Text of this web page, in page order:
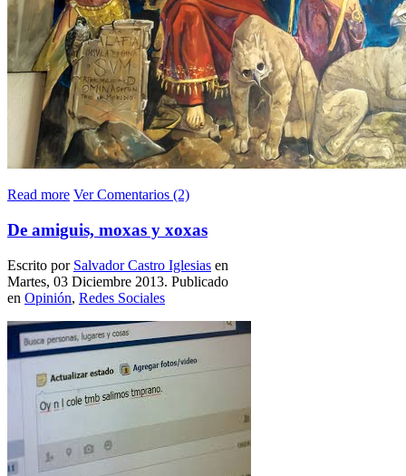
Read more Ver Comentarios (2)
De amiguis, moxas y xoxas
Escrito por Salvador Castro Iglesias en
Martes, 03 Diciembre 2013. Publicado
en Opinión, Redes Sociales